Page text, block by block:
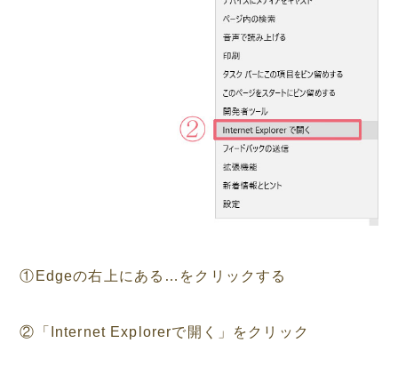
①Edgeの右上にある…をクリックする
②「Internet Explorerで開く」をクリック